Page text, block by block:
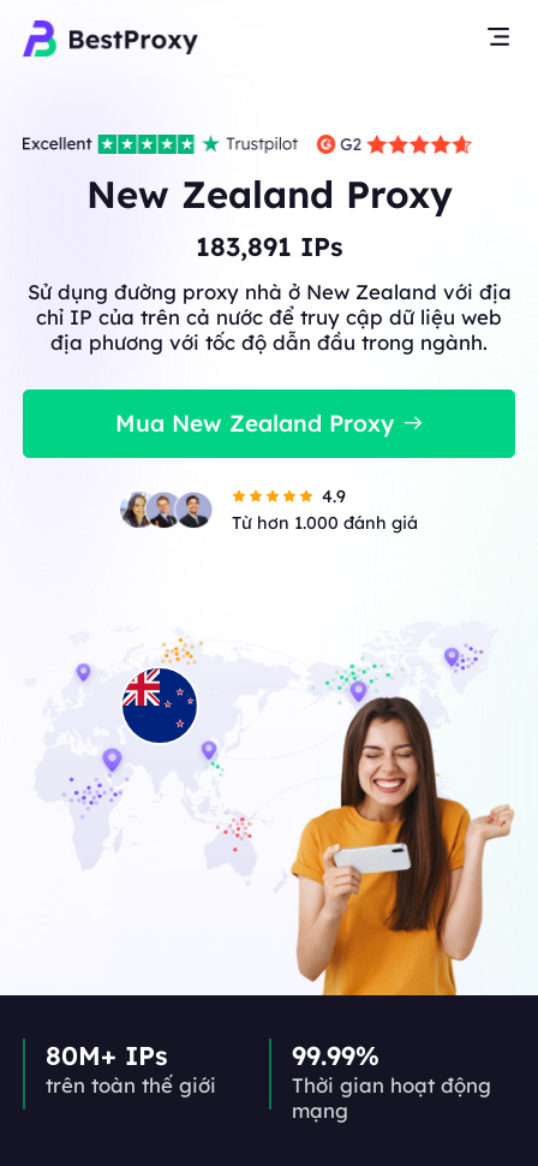
New Zealand Proxy
183,891 IPs
Sử dụng đường proxy nhà ở New Zealand với địa
chỉ IP của trên cả nước để truy cập dữ liệu web
địa phương với tốc độ dẫn đầu trong ngành.
Mua New Zealand Proxy
4.9
Từ hơn 1.000 đánh giá
80M+ IPs
trên toàn thế giới
99.99%
Thời gian hoạt động
mạng